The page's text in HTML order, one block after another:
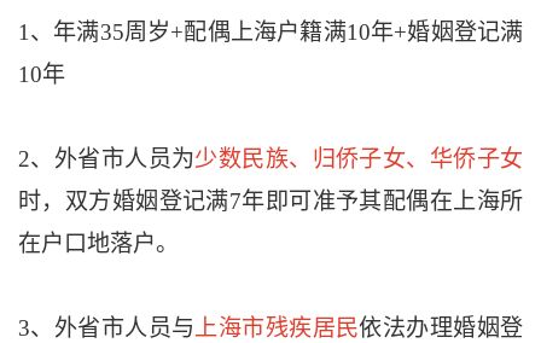
1、年满35周岁+配偶上海户籍满10年+婚姻登记满
10年
2、外省市人员为少数民族、归侨子女、华侨子女
时，双方婚姻登记满7年即可准予其配偶在上海所
在户口地落户。
3、外省市人员与上海市残疾居民依法办理婚姻登